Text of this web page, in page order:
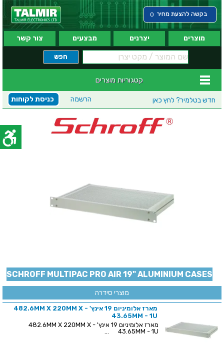
בקשה להצעת מחיר 0
מוצרים יצרנים מבצעים צור קשר
קטגוריות מוצרים
חדש בטלמיר? לחץ כאן כניסת לקוחות הרשמה
SCHROFF MULTIPAC PRO AIR 19" ALUMINIUM CASES
מוצרי סידרה
מארז אלומיניום 19 אינץ' - 482.6MM X 220MM X
43.65MM - 1U
מארז אלומיניום 19 אינץ' - 482.6MM X 220MM X
43.65MM - 1U ...